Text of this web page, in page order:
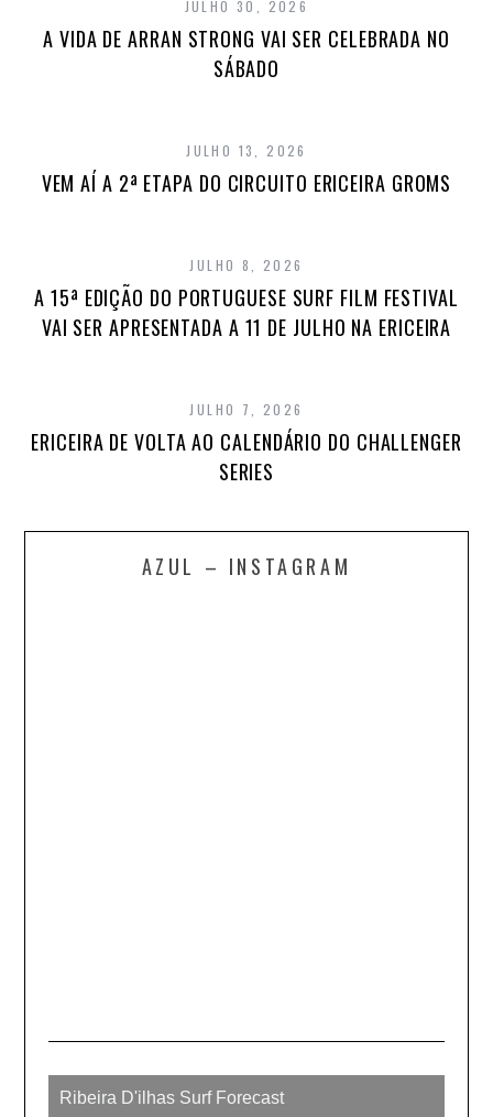
JULHO 30, 2026
A VIDA DE ARRAN STRONG VAI SER CELEBRADA NO
SÁBADO
JULHO 13, 2026
VEM AÍ A 2ª ETAPA DO CIRCUITO ERICEIRA GROMS
JULHO 8, 2026
A 15ª EDIÇÃO DO PORTUGUESE SURF FILM FESTIVAL
VAI SER APRESENTADA A 11 DE JULHO NA ERICEIRA
JULHO 7, 2026
ERICEIRA DE VOLTA AO CALENDÁRIO DO CHALLENGER
SERIES
AZUL – INSTAGRAM